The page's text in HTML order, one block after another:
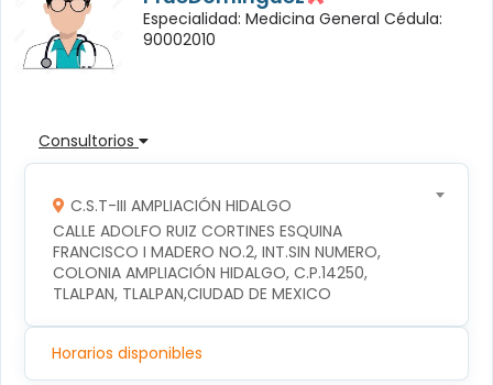
Especialidad: Medicina General Cédula:
90002010
Consultorios
C.S.T-III AMPLIACIÓN HIDALGO
CALLE ADOLFO RUIZ CORTINES ESQUINA
FRANCISCO I MADERO NO.2, INT.SIN NUMERO,
COLONIA AMPLIACIÓN HIDALGO, C.P.14250,
TLALPAN, TLALPAN,CIUDAD DE MEXICO
Horarios disponibles